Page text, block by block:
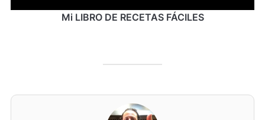
Mi LIBRO DE RECETAS FÁCILES